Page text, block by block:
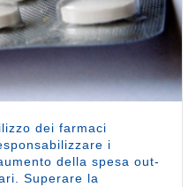
dei farmaci
i
della spesa out-
Superare la